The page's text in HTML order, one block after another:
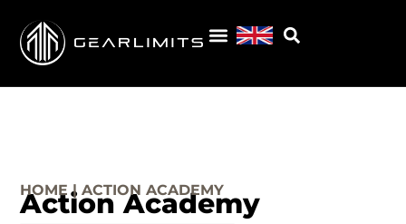
HOME | ACTION ACADEMY
Action Academy